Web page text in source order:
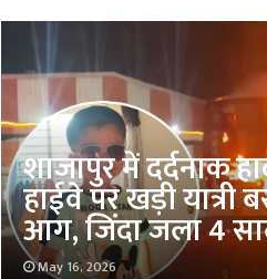
शाजापुर में दर्दनाक
हाईवे पर खड़ी
आग, जिंदा जला 4
May 16, 2026